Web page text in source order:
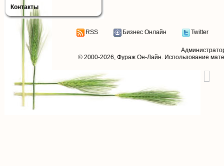
Контакты
RSS Бизнес Онлайн Twitter
© 2000-2026, Фураж Он-Лайн. Использование